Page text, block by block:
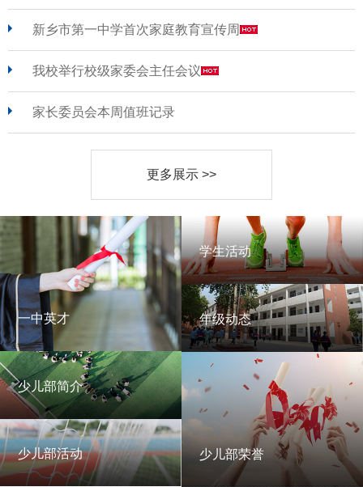
新乡市第一中学首次家庭教育宣传周
我校举行校级家委会主任会议
家长委员会本周值班记录
更多展示 >>
一中英才
一中英才
少儿部简介
少儿部简介
少儿部活动
学生活动
学生活动
年级动态
年级动态
少儿部荣誉